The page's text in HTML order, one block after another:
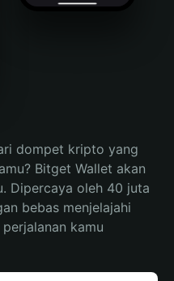
dompet kripto yang
Bitget Wallet akan
Dipercaya oleh 40 juta
bebas menjelajahi
kamu